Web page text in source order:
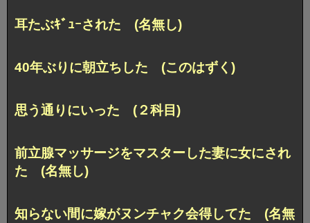
耳たぶｷﾞｭｰされた (名無し)
40年ぶりに朝立ちした (このはずく)
思う通りにいった (２科目)
前立腺マッサージをマスターした妻に女にされ
た (名無し)
知らない間に嫁がヌンチャク会得してた (名無